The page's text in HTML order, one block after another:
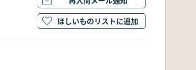
ほしいものリストに追加